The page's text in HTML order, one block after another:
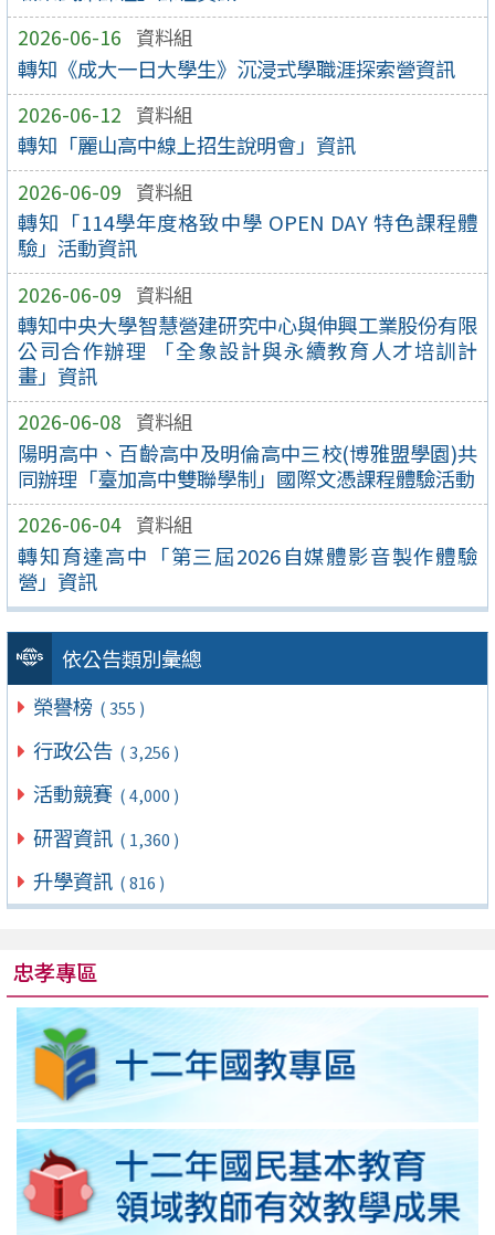
2026-06-16 資料組
轉知《成大一日大學生》沉浸式學職涯探索營資訊
2026-06-12 資料組
轉知「麗山高中線上招生說明會」資訊
2026-06-09 資料組
轉知「114學年度格致中學 OPEN DAY 特色課程體
驗」活動資訊
2026-06-09 資料組
轉知中央大學智慧營建研究中心與伸興工業股份有限
公司合作辦理 「全象設計與永續教育人才培訓計
畫」資訊
2026-06-08 資料組
陽明高中、百齡高中及明倫高中三校(博雅盟學園)共
同辦理「臺加高中雙聯學制」國際文憑課程體驗活動
2026-06-04 資料組
轉知育達高中「第三屆2026自媒體影音製作體驗
營」資訊
依公告類別彙總
榮譽榜 ( 355 )
行政公告 ( 3,256 )
活動競賽 ( 4,000 )
研習資訊 ( 1,360 )
升學資訊 ( 816 )
忠孝專區